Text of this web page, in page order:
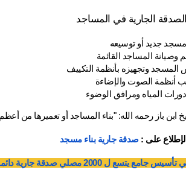
الجارية في المساجد
مسجد جديد أو توسيعه
وصيانة المساجد القائمة
وتجهيزه بأنظمة التكييف
أنظمة الصوت والإضاءة
دورات المياه ومرافق الوضوء
ابن باز رحمه الله: "بناء المساجد أو تعميرها من
على : صدقة جارية بناء مسجد
2000 مصلي صدقة جارية دائمة مع جمعية العناية بالمساجد.